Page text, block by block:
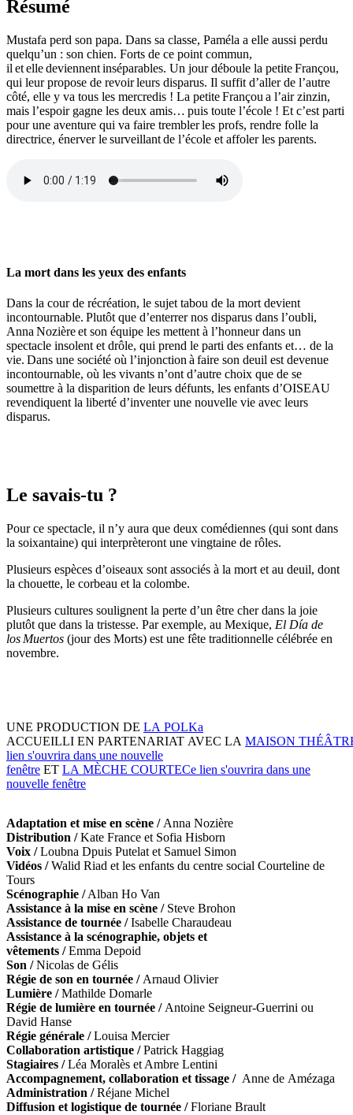
Résumé
Mustafa perd son papa. Dans sa classe, Paméla a elle aussi perdu
quelqu’un : son chien. Forts de ce point commun,
il etelledeviennentinséparables. Un jour déboule la petiteFrançou,
qui leur propose de revoirleurs disparus. Il suffit d’aller de l’autre
côté, elle y va tous les mercredis ! La petiteFrançou a l’air zinzin,
mais l’espoir gagne les deux amis… puis toute l’école ! Et c’est parti
pour une aventure qui va faire tremblerles profs, rendre folle la
directrice, énerver lesurveillantde l’école et affoler les parents.
La mort dans les yeux des enfants
Dans la cour de récréation, le sujet tabou de la mort devient
incontournable. Plutôt que d’enterrer nos disparus dans l’oubli,
Anna Nozière et son équipe les mettent à l’honneur dans un
spectacle insolent et drôle, qui prend le parti des enfants et… de la
vie. Dans une société où l’injonction à faire son deuil est devenue
incontournable, où les vivants n’ont d’autre choix que de se
soumettre à la disparition de leurs défunts, les enfants d’OISEAU
revendiquent la liberté d’inventer une nouvelle vie avec leurs
disparus.
Le savais-tu ?
Pour ce spectacle, il n’y aura que deux comédiennes (qui sont dans
la soixantaine) qui interprèteront une vingtaine de rôles.
Plusieurs espèces d’oiseaux sont associés à la mort et au deuil, dont
la chouette, le corbeau et la colombe.
Plusieurs cultures soulignent la perte d’un être cher dans la joie
plutôt que dans la tristesse. Par exemple, au Mexique, El Día de
los Muertos (jour des Morts) est une fête traditionnelle célébrée en
novembre.
UNE PRODUCTION DE LA POLKa
ACCUEILLI EN PARTENARIAT AVEC LA MAISON
lien s'ouvrira dans une nouvelle
fenêtre ET LA MÈCHE COURTECe lien s'ouvrira dans une
nouvelle fenêtre
Adaptation et mise en scène /Anna Nozière
Distribution /Kate France et Sofia Hisborn
Voix /Loubna Dpuis Putelat et Samuel Simon
Vidéos /Walid Riad et les enfants du centre social Courteline de
Tours
Scénographie /Alban Ho Van
Assistance à la mise en scène / Steve Brohon
Assistance de tournée /Isabelle Charaudeau
Assistance à la scénographie, objets et
vêtements /Emma Depoid
Son /Nicolas de Gélis
Régie de son en tournée /Arnaud Olivier
Lumière /Mathilde Domarle
Régie de lumière en tournée /Antoine Seigneur-Guerrini ou
David Hanse
Régie générale /Louisa Mercier
Collaboration artistique /Patrick Haggiag
Stagiaires /Léa Moralès et Ambre Lentini
Accompagnement, collaboration et tissage / Anne de Amézaga
Administration /Réjane Michel
Diffusion et logistique de tournée /Floriane Brault